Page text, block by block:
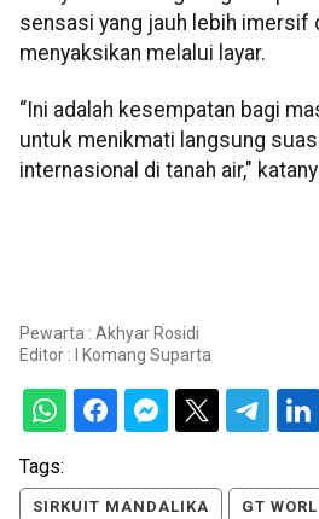
sensasi yang jauh lebih imersif
menyaksikan melalui layar.
“Ini adalah kesempatan bagi
untuk menikmati langsung
internasional di tanah air,"
Pewarta : Akhyar Rosidi
Editor :
I Komang Suparta
Tags:
SIRKUIT MANDALIKA GT